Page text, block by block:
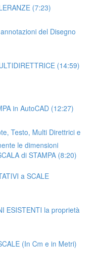
(7:23)
del Disegno
(14:59)
in AutoCAD (12:27)
Testo, Multi Direttrici e
le dimensioni
di STAMPA (8:20)
a SCALE
ESISTENTI la proprietà
(In Cm e in Metri)